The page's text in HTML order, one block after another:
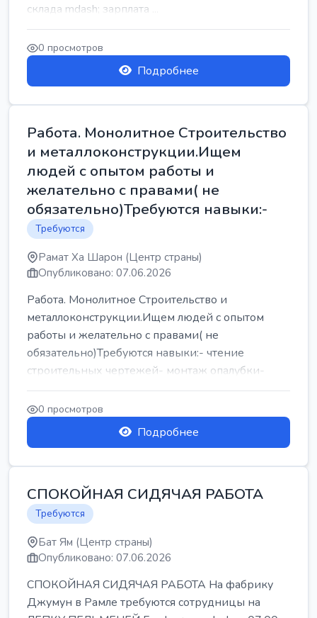
склада mdash; зарплата ...
0 просмотров
Подробнее
Работа. Монолитное Строительство
и металлоконструкции.Ищем
людей с опытом работы и
желательно с правами( не
обязательно)Требуются навыки:-
Требуются
Рамат Ха Шарон (Центр страны)
Опубликовано: 07.06.2026
Работа. Монолитное Строительство и
металлоконструкции.Ищем людей с опытом
работы и желательно с правами( не
обязательно)Требуются навыки:- чтение
строительных чертежей- монтаж опалубки-
армокаркасыОпл...
0 просмотров
Подробнее
СПОКОЙНАЯ СИДЯЧАЯ РАБОТА
Требуются
Бат Ям (Центр страны)
Опубликовано: 07.06.2026
СПОКОЙНАЯ СИДЯЧАЯ РАБОТА На фабрику
Джумун в Рамле требуются сотрудницы на